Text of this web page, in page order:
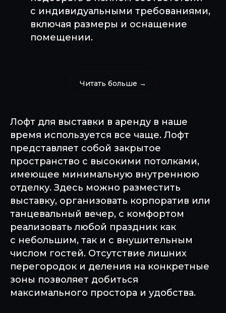
с индивидуальными требованиями,
включая размеры и оснащение
помещении.
Читать больше →
Лофт для выставки в аренду в наше
время используется все чаще. Лофт
представляет собой закрытое
пространство с высокими потолками,
имеющее минимальную внутреннюю
отделку. Здесь можно разместить
выставку, организовать корпоратив или
танцевальный вечер, с комфортом
реализовать любой праздник как
с небольшим, так и с внушительным
числом гостей. Отсутствие лишних
перегородок и деления на конкретные
зоны позволяет добиться
максимального простора и удобства.